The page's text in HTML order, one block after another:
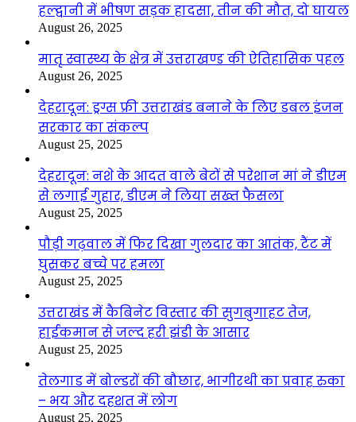
हल्द्वानी में भीषण सड़क हादसा, तीन की मौत, दो घायल
August 26, 2025
मातृ स्वास्थ्य के क्षेत्र में उत्तराखण्ड की ऐतिहासिक पहल
August 26, 2025
देहरादून: ड्रग्स फ्री उत्तराखंड बनाने के लिए डबल इंजन
सरकार का संकल्प
August 25, 2025
देहरादून: नशे के आदत वाले बेटों से परेशान मां ने डीएम
से लगाई गुहार, डीएम ने लिया सख्त फैसला
August 25, 2025
पौड़ी गढ़वाल में फिर दिखा गुलदार का आतंक, टैंट में
घुसकर बच्चे पर हमला
August 25, 2025
उत्तराखंड में कैबिनेट विस्तार की सुगबुगाहट तेज,
हाईकमान से जल्द हरी झंडी के आसार
August 25, 2025
तेलगाड में बोल्डरों की बौछार, भागीरथी का प्रवाह रुका
– भय और दहशत में लोग
August 25, 2025